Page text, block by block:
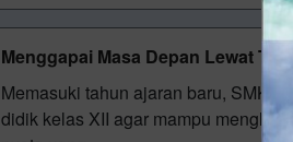
Menggapai Masa Depan Lewat
Memasuki tahun ajaran baru, SMK
didik kelas XII agar mampu